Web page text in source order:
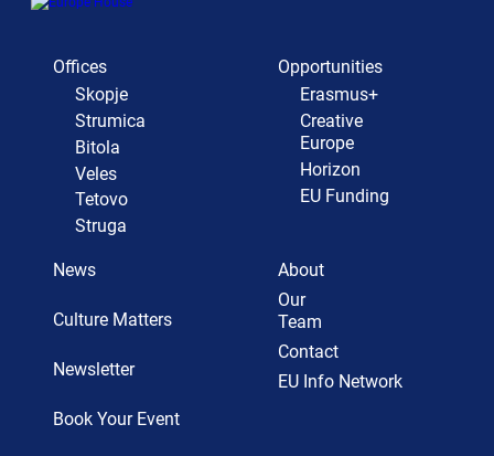
Offices
Skopje
Strumica
Bitola
Veles
Tetovo
Struga
Opportunities
Erasmus+
Creative
Europe
Horizon
EU Funding
News
Culture Matters
Newsletter
Book Your Event
About
Our
Team
Contact
EU Info Network